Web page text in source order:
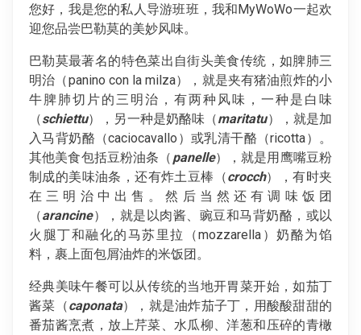
您好，我是您的私人导游班班，我和MyWoWo一起欢
迎您品尝巴勒莫的美妙风味。
巴勒莫最著名的特色菜出自街头美食传统，如脾肺三
明治（panino con la milza），就是夹有猪油煎炸的小
牛脾肺切片的三明治，有两种风味，一种是白味
（schiettu），另一种是奶酪味（maritatu），就是加
入马背奶酪（caciocavallo）或乳清干酪（ricotta）。
其他美食包括豆粉油条（ panelle），就是用鹰嘴豆粉
制成的美味油条，还有炸土豆棒（crocch），有时夹
在三明治中出售。然后当然还有调味饭团
（arancine），就是以肉酱、豌豆和马背奶酪，或以
火腿丁和融化的马苏里拉（mozzarella）奶酪为馅
料，裹上面包屑油炸的米饭团。
经典美味午餐可以从传统的当地开胃菜开始，如茄丁
酱菜（caponata），就是油炸茄子丁，用酸酸甜甜的
番茄酱烹煮，放上芹菜、水瓜柳、洋葱和压碎的青橄